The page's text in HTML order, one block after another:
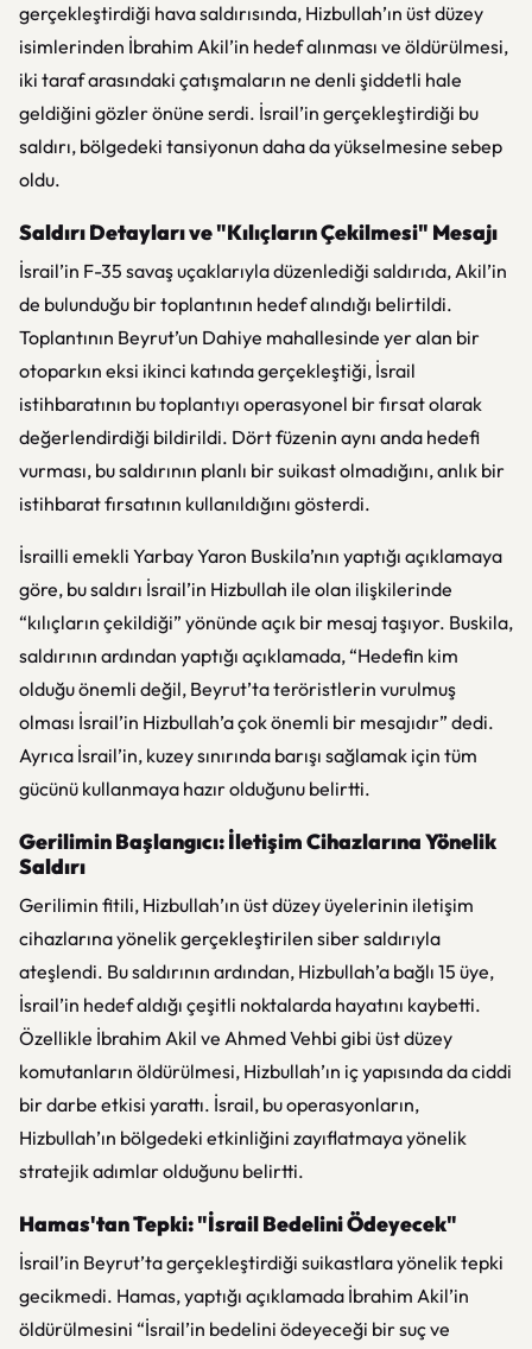
gerçekleştirdiği hava saldırısında, Hizbullah’ın üst düzey
isimlerinden İbrahim Akil’in hedef alınması ve öldürülmesi,
iki taraf arasındaki çatışmaların ne denli şiddetli hale
geldiğini gözler önüne serdi. İsrail’in gerçekleştirdiği bu
saldırı, bölgedeki tansiyonun daha da yükselmesine sebep
oldu.
Saldırı Detayları ve "Kılıçların Çekilmesi" Mesajı
İsrail’in F-35 savaş uçaklarıyla düzenlediği saldırıda, Akil’in
de bulunduğu bir toplantının hedef alındığı belirtildi.
Toplantının Beyrut’un Dahiye mahallesinde yer alan bir
otoparkın eksi ikinci katında gerçekleştiği, İsrail
istihbaratının bu toplantıyı operasyonel bir fırsat olarak
değerlendirdiği bildirildi. Dört füzenin aynı anda hedefi
vurması, bu saldırının planlı bir suikast olmadığını, anlık bir
istihbarat fırsatının kullanıldığını gösterdi.
İsrailli emekli Yarbay Yaron Buskila’nın yaptığı açıklamaya
göre, bu saldırı İsrail’in Hizbullah ile olan ilişkilerinde
“kılıçların çekildiği” yönünde açık bir mesaj taşıyor. Buskila,
saldırının ardından yaptığı açıklamada, “Hedefin kim
olduğu önemli değil, Beyrut’ta teröristlerin vurulmuş
olması İsrail’in Hizbullah’a çok önemli bir mesajıdır” dedi.
Ayrıca İsrail’in, kuzey sınırında barışı sağlamak için tüm
gücünü kullanmaya hazır olduğunu belirtti.
Gerilimin Başlangıcı: İletişim Cihazlarına Yönelik
Saldırı
Gerilimin fitili, Hizbullah’ın üst düzey üyelerinin iletişim
cihazlarına yönelik gerçekleştirilen siber saldırıyla
ateşlendi. Bu saldırının ardından, Hizbullah’a bağlı 15 üye,
İsrail’in hedef aldığı çeşitli noktalarda hayatını kaybetti.
Özellikle İbrahim Akil ve Ahmed Vehbi gibi üst düzey
komutanların öldürülmesi, Hizbullah’ın iç yapısında da ciddi
bir darbe etkisi yarattı. İsrail, bu operasyonların,
Hizbullah’ın bölgedeki etkinliğini zayıflatmaya yönelik
stratejik adımlar olduğunu belirtti.
Hamas'tan Tepki: "İsrail Bedelini Ödeyecek"
İsrail’in Beyrut’ta gerçekleştirdiği suikastlara yönelik tepki
gecikmedi. Hamas, yaptığı açıklamada İbrahim Akil’in
öldürülmesini “İsrail’in bedelini ödeyeceği bir suç ve